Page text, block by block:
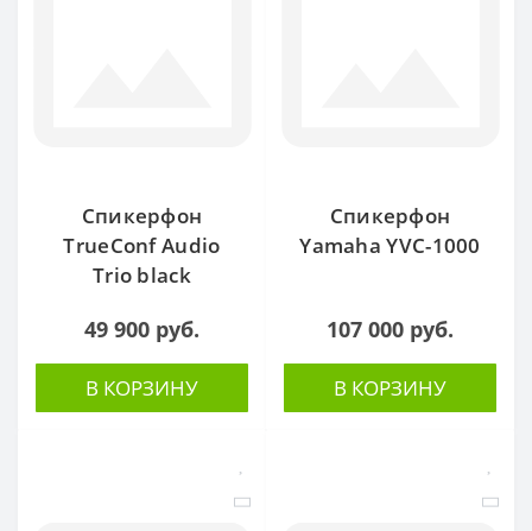
Спикерфон
TrueConf Audio
Trio black
49 900 руб.
В КОРЗИНУ
Спикерфон
Yamaha YVC-1000
107 000 руб.
В КОРЗИНУ